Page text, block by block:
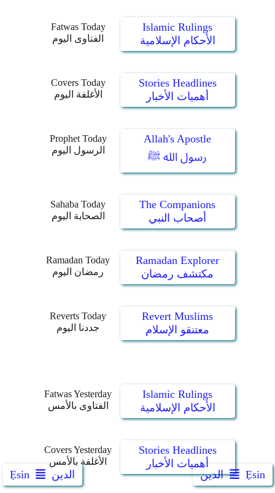
Ẹsin الدين الدين Ẹsin
Fatwas Today
الفتاوى اليوم
Islamic Rulings
الأحكام الإسلامية
Covers Today
الأغلفة اليوم
Stories Headlines
أهميات الأخبار
Prophet Today
الرسول اليوم
Allah's Apostle
رسول الله ﷺ
Sahaba Today
الصحابة اليوم
The Companions
أصحاب النبي
Ramadan Today
رمضان اليوم
Ramadan Explorer
مكتشف رمضان
Reverts Today
جددنا اليوم
Revert Muslims
معتنقو الإسلام
Fatwas Yesterday
الفتاوى بالأمس
Islamic Rulings
الأحكام الإسلامية
Covers Yesterday
الأغلفة بالأمس
Stories Headlines
أهميات الأخبار